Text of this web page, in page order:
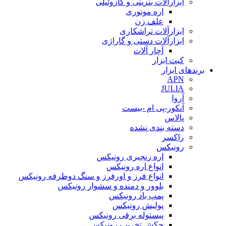
ابزارآلات بنزینی و گازوئیلی
اره موتوری
علف زن
ابزارآلات تراشکاری
ابزارآلات دستی و گاراژی
آچار آلات
کیت ابزار
برندهای ابزار
APN
JULIA
آروا
آنکور-پی ام -بیست
پالاس
دسته بندی نشده
راکسر
رونیکس
اره زنجیری رونیکس
انواع اره رونیکس
انواع فرز و اورفرز و سنگ دوطرفه رونیکس
بلوور و دمنده و سشوار رونیکس
پمپ باد رونیکس
پولیش رونیکس
پیستوله برقی رونیکس